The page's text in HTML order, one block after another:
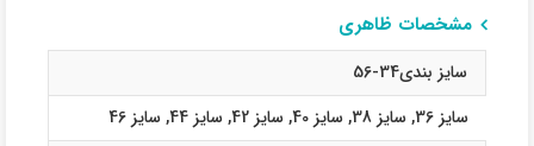
مشخصات ظاهری
سایز بندی34-56
سایز 36
, سایز 38 , سایز 40 , سایز 42 , سایز 44 , سایز 46